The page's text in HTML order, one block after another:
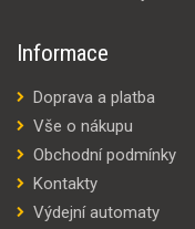
Informace
Doprava a platba
Vše o nákupu
Obchodní podmínky
Kontakty
Výdejní automaty